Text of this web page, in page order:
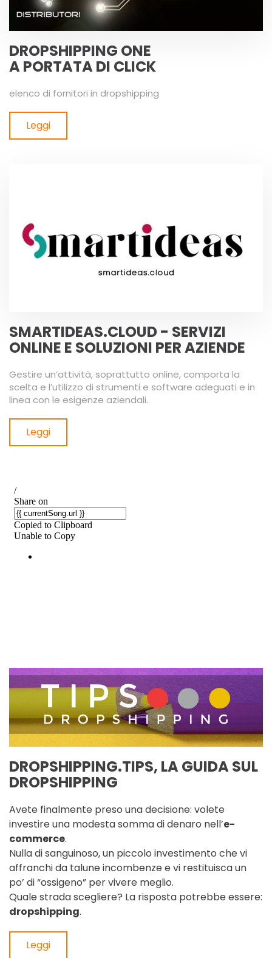
DROPSHIPPING ONE
A PORTATA DI CLICK
elenco di fornitori in dropshipping
Leggi
SMARTIDEAS.CLOUD - SERVIZI
ONLINE E SOLUZIONI PER AZIENDE
Gestire un’attività, soprattutto online, comporta la
scelta e l’utilizzo di strumenti e software adeguati e in
linea con le esigenze aziendali.
Leggi
DROPSHIPPING.TIPS, LA GUIDA SUL
DROPSHIPPING
Avete finalmente preso una decisione: volete
investire una modesta somma di denaro nell’e-
commerce.
Nulla di sanguinoso, un piccolo investimento che vi
affranchi da talune incombenze e vi restituisca un
po’ di “ossigeno” per vivere meglio.
Quale strada scegliere? La risposta potrebbe essere:
dropshipping.
Leggi